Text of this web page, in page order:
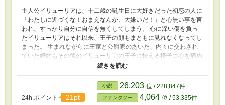
主人公イリューリアは、十二歳の誕生日に大好きだった初恋の人に
「わたしに近づくな！おまえなんか、大嫌いだ！」と心無い事を言
われ、すっかり自分に自信を無くしてしまう。 心に深い傷を負っ
たイリューリアはそれ以来、王子の顔もまともに見れなくなってし
まった。 生まれながらに王家と公爵家のあいだ、内々に交わされ
ていた婚約もその後のイリューリアの王子に怯える様子に心を痛め
た王や公爵は、正式な婚約発表がなされる前に婚約をなかった事と
本人の目立ちたくないという意思とは裏腹に、たちまち社交界の花
として名を馳せてしまう。 そして、自分を振ったはずの王子や王
弟の将軍がイリューリアを取りあい、イリューリアは戸惑いを隠せ
24h.ポイント 21pt
小説 26,203 位 / 228,847件
ファンタジー 4,064 位 / 53,335件